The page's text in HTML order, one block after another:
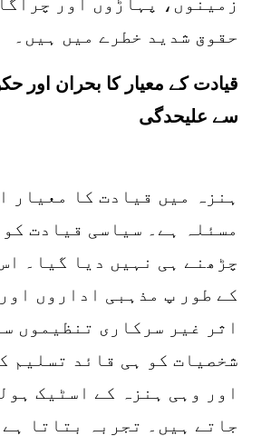
حقوق شدید خطرے میں ہیں۔
قیادت کے معیار کا بحران اور
سے علیحدگی
ہنزہ میں قیادت کا معیار
مسئلہ ہے۔ سیاسی قیادت
چڑھنے ہی نہیں دیا گیا۔
کے طور پ مذہبی اداروں
اثر غیر سرکاری تنظیموں
شخصیات کو ہی قائد تسلیم
اور وہی ہنزہ کے اسٹیک
جاتے ہیں۔ تجربہ بتاتا